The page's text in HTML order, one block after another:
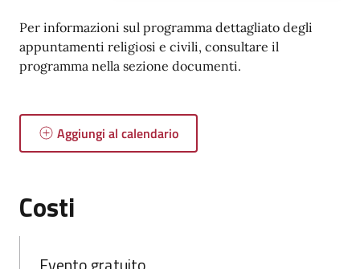
Per informazioni sul programma dettagliato degli
appuntamenti religiosi e civili, consultare il
programma nella sezione documenti.
Aggiungi al calendario
Costi